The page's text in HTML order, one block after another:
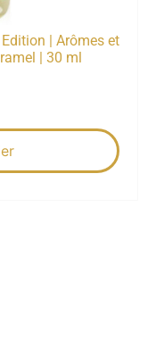
| Arômes et
| 30 ml